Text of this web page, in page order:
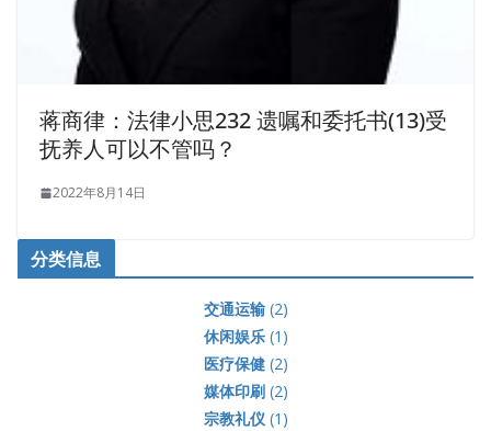
蒋商律：法律小思232 遗嘱和委托书(13)受
抚养人可以不管吗？
2022年8月14日
分类信息
交通运输(2)
休闲娱乐(1)
医疗保健(2)
媒体印刷(2)
宗教礼仪(1)